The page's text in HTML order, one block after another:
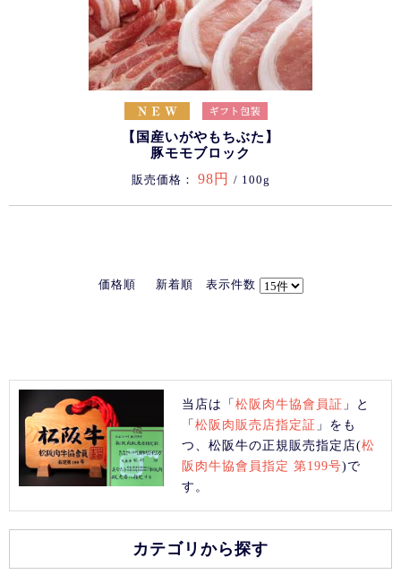
【国産いがやもちぶた】
豚モモブロック
販売価格： 98円 / 100g
価格順 新着順 表示件数
当店は「松阪肉牛協會員証 」と
「松阪肉販売店指定証 」をも
つ、松阪牛の正規販売指定店(松
阪肉牛協會員指定 第199号)で
す。
カテゴリから探す